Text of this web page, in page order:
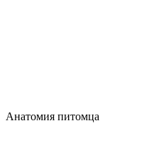
Анатомия питомца